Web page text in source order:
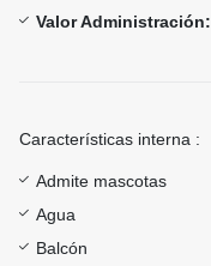
Valor Administración:
Características interna :
Admite mascotas
Agua
Balcón